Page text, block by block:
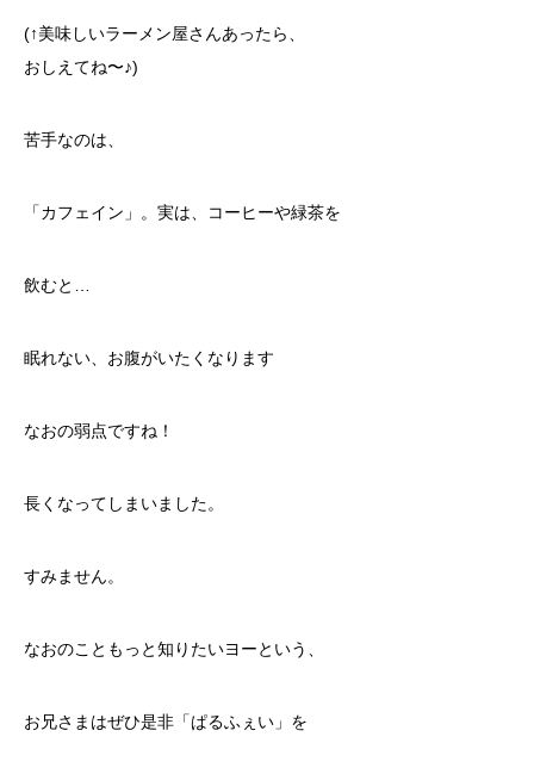
(↑美味しいラーメン屋さんあったら、
おしえてね〜♪)
苦手なのは、
「カフェイン」。実は、コーヒーや緑茶を
飲むと…
眠れない、お腹がいたくなります
なおの弱点ですね！
長くなってしまいました。
すみません。
なおのこともっと知りたいヨーという、
お兄さまはぜひ是非「ぱるふぇい」を